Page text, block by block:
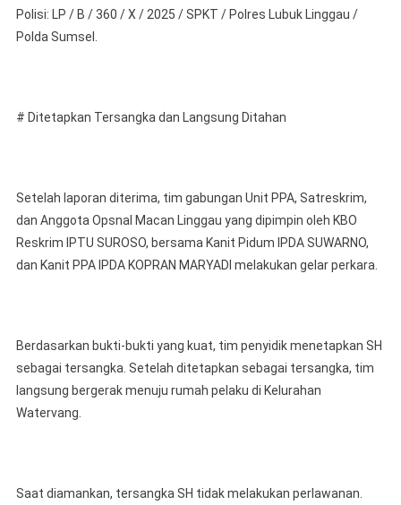
Polisi: LP / B / 360 / X / 2025 / SPKT / Polres Lubuk Linggau /
Polda Sumsel.
# Ditetapkan Tersangka dan Langsung Ditahan
Setelah laporan diterima, tim gabungan Unit PPA, Satreskrim,
dan Anggota Opsnal Macan Linggau yang dipimpin oleh KBO
Reskrim IPTU SUROSO, bersama Kanit Pidum IPDA SUWARNO,
dan Kanit PPA IPDA KOPRAN MARYADI melakukan gelar perkara.
Berdasarkan bukti-bukti yang kuat, tim penyidik menetapkan SH
sebagai tersangka. Setelah ditetapkan sebagai tersangka, tim
langsung bergerak menuju rumah pelaku di Kelurahan
Watervang.
Saat diamankan, tersangka SH tidak melakukan perlawanan.